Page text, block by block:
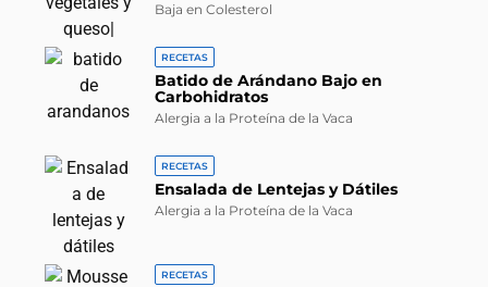
Baja en Colesterol
RECETAS
Batido de Arándano Bajo en
Carbohidratos
Alergia a la Proteína de la Vaca
RECETAS
Ensalada de Lentejas y Dátiles
Alergia a la Proteína de la Vaca
RECETAS